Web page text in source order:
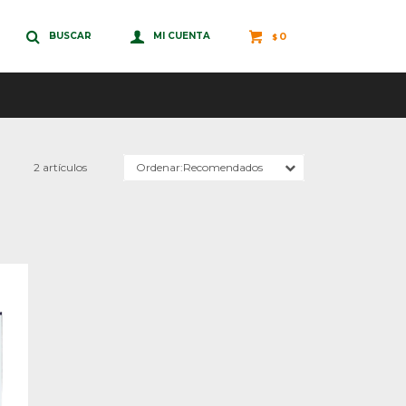
$ 0
2 artículos Recomendados